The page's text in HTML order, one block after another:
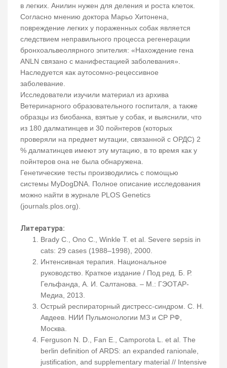
в легких. Анилин нужен для деления и роста клеток.
Согласно мнению доктора Марьо Хитонена,
повреждение легких у пораженных собак является
следствием неправильного процесса регенерации
бронхоальвеолярного эпителия: «Нахождение гена
ANLN связано с манифестацией заболевания».
Наследуется как аутосомно-рецессивное
заболевание.
Исследователи изучили материал из архива
Ветеринарного образовательного госпиталя, а также
образцы из биобанка, взятые у собак, и выяснили, что
из 180 далматинцев и 30 пойнтеров (которых
проверяли на предмет мутации, связанной с ОРДС) 2
% далматинцев имеют эту мутацию, в то время как у
пойнтеров она не была обнаружена.
Генетические тесты производились с помощью
системы MyDogDNA. Полное описание исследования
можно найти в журнале PLOS Genetics
(journals.plos.org).
Литература:
Brady C., Ono C., Winkle T. et al. Severe sepsis in
cats: 29 cases (1988–1998), 2000.
Интенсивная терапия. Национальное
руководство. Краткое издание / Под ред. Б. Р.
Гельфанда, А. И. Салтанова. – М.: ГЭОТАР-
Медиа, 2013.
Острый респираторный дистресс-синдром. С. Н.
Авдеев. НИИ Пульмонологии МЗ и СР РФ,
Москва.
Ferguson N. D., Fan E., Camporota L. et al. The
berlin definition of ARDS: an expanded ranionale,
justification, and supplementary material // Intensive